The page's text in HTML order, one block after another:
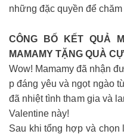
những đặc quyền để
CÔNG BỐ KẾT QUẢ
MAMAMY TẶNG QUÀ
Wow! Mamamy đã nhận
p đáng yêu và ngọt ngào
đã nhiệt tình tham gia và
Valentine này!
Sau khi tổng hợp và chọn